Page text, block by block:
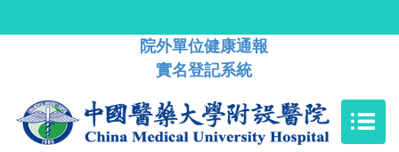
院外單位健康通報
實名登記系統